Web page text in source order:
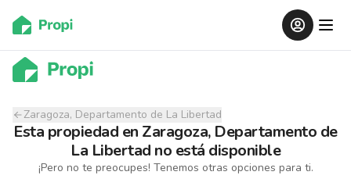
Zaragoza, Departamento de La Libertad
Esta propiedad en Zaragoza, Departamento de
La Libertad no está disponible
¡Pero no te preocupes! Tenemos otras opciones para ti.